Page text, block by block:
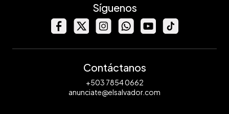
Síguenos
Contáctanos
+503 7854 0662
anunciate@elsalvador.com